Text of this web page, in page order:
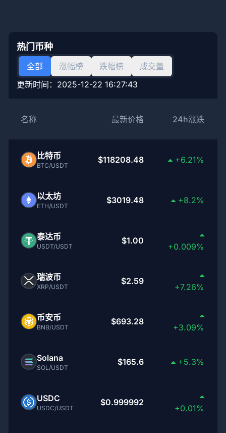
热门币种
全部 涨幅榜 跌幅榜
成交量
更新时间： 2025-12-22 16:27:43
名称 最新价格 24h涨跌
比特币
BTC/USDT
$118208.48 +6.21%
以太坊
ETH/USDT
$3019.48 +8.2%
泰达币
USDT/USDT
$1.00
+0.009%
瑞波币
XRP/USDT
$2.59
+7.26%
币安币
BNB/USDT
$693.28
+3.09%
Solana
SOL/USDT
$165.6 +5.3%
USDC
USDC/USDT
$0.999992
+0.01%